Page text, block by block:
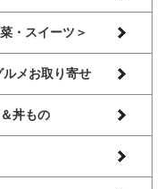
・スイーツ＞
メお取り寄せ
丼もの